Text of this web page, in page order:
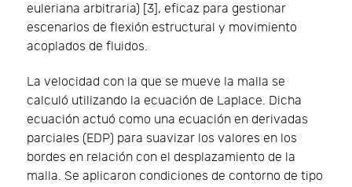
euleriana arbitraria) [3], eficaz para gestionar
escenarios de flexión estructural y movimiento
acoplados de fluidos.
La velocidad con la que se mueve la malla se
calculó utilizando la ecuación de Laplace. Dicha
ecuación actuó como una ecuación en derivadas
parciales (EDP) para suavizar los valores en los
bordes en relación con el desplazamiento de la
malla. Se aplicaron condiciones de contorno de tipo